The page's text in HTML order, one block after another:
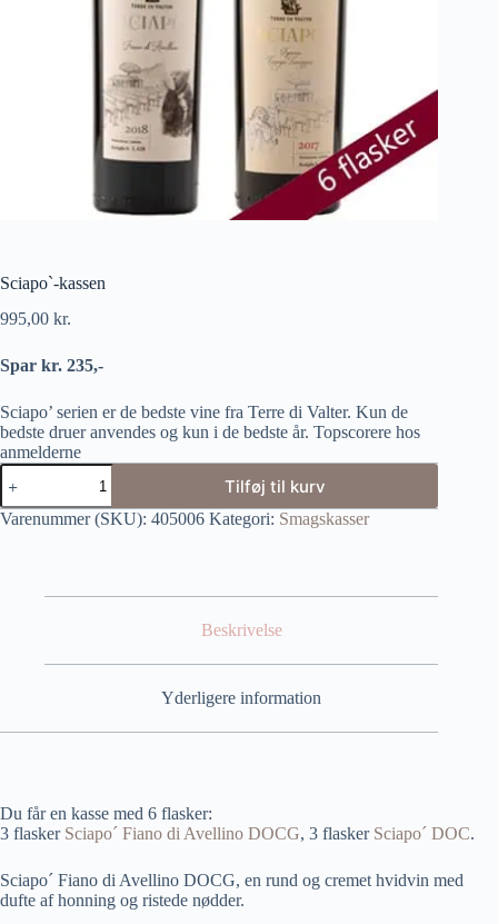
Sciapo`-kassen
995,00 kr.
Spar kr. 235,-
Sciapo’ serien er de bedste vine fra Terre di Valter. Kun de
bedste druer anvendes og kun i de bedste år. Topscorere hos
anmelderne
Tilføj til kurv
Varenummer (SKU): 405006 Kategori: Smagskasser
Beskrivelse
Yderligere information
Du får en kasse med 6 flasker:
3 flasker Sciapo´ Fiano di Avellino DOCG, 3 flasker Sciapo´ DOC.
Sciapo´ Fiano di Avellino DOCG, en rund og cremet hvidvin med
dufte af honning og ristede nødder.